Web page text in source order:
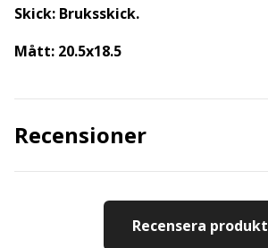
Skick: Bruksskick.
Mått: 20.5x18.5
Recensioner
Recensera produkt